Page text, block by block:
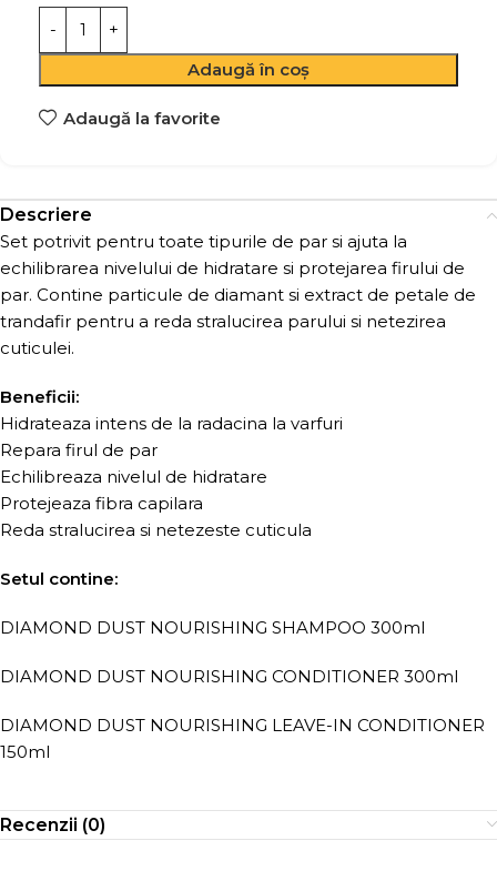
Adaugă în coș
Adaugă la favorite
Descriere
Set potrivit pentru toate tipurile de par si ajuta la
echilibrarea nivelului de hidratare si protejarea firului de
par. Contine particule de diamant si extract de petale de
trandafir pentru a reda stralucirea parului si netezirea
cuticulei.
Beneficii:
Hidrateaza intens de la radacina la varfuri
Repara firul de par
Echilibreaza nivelul de hidratare
Protejeaza fibra capilara
Reda stralucirea si netezeste cuticula
Setul contine:
DIAMOND DUST NOURISHING SHAMPOO 300ml
DIAMOND DUST NOURISHING CONDITIONER 300ml
DIAMOND DUST NOURISHING LEAVE-IN CONDITIONER
150ml
Recenzii (0)